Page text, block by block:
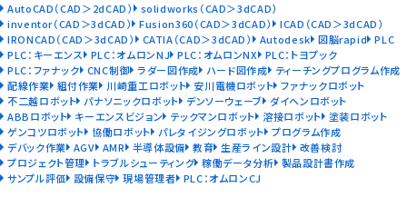
AutoCAD（CAD＞2dCAD）
solidworks（CAD＞3dCAD）
inventor（CAD＞3dCAD） Fusion360（CAD＞3dCAD）
ICAD（CAD＞3dCAD）
IRONCAD（CAD＞3dCAD）
CATIA（CAD＞3dCAD） Autodesk 図脳rapid PLC
PLC：キーエンス
PLC：オムロンNJ PLC：オムロンNX
PLC：トヨプック
PLC：ファナック CNC制御 ラダー図作成 ハード図作成
ティーチングプログラム作成
配線作業 組付作業 川崎重工ロボット 安川電機ロボット ファナックロボット
不二越ロボット パナソニックロボット デンソーウェーブ ダイヘンロボット
ABBロボット キーエンスビジョン テックマンロボット 溶接ロボット 塗装ロボット
ゲンコツロボット 協働ロボット パレタイジングロボット プログラム作成
デバック作業 AGV AMR 半導体設備 教育 生産ライン設計 改善検討
プロジェクト管理 トラブルシューティング 稼働データ分析 製品設計書作成
サンプル評価 設備保守 現場管理者 PLC：オムロンCJ